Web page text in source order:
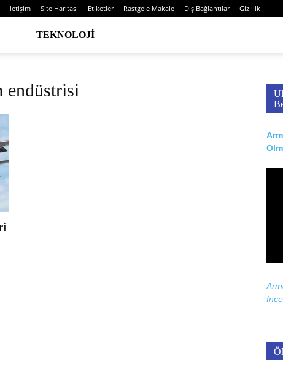
İletişim Site Haritası Etiketler Rastgele Makale Dış Bağlantılar Gizlilik
TEKNOLOJI
endüstrisi